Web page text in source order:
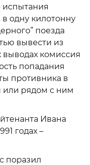
испытания
одну килотонну
поезда
вывести из
комиссия
попадания
противника в
или рядом с ним
Ивана
годах –
поразил